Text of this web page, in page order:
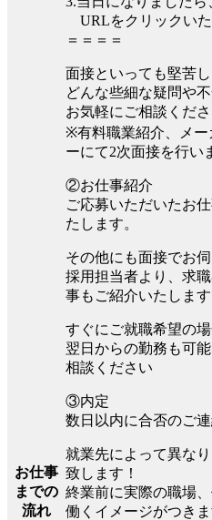
お仕事
までの
流れ
URLをクリックい
＝＝＝＝
面接といっても堅苦
どんな些細な疑問や
お気軽にご相談くださ
※有料職業紹介、メー
ーにて2次面接を行い
②お仕事紹介
ご応募いただいたお
たします。
その他にも面接でお
採用担当者より、求
事もご紹介いたします
すぐにご就職希望の場
翌日からの勤務も可
相談ください
③内定
数日以内に合否のご連
就業先によって異な
致します！
終業前に実際の職場
働くイメージがつきま